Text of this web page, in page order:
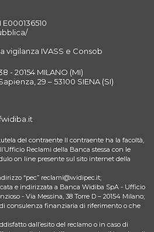
IVASS e Consob
- 20154 MILANO (MI)
29 – 53100 SIENA (SI)
del contraente Il contraente ha la facoltà,
Reclami della Banca stessa con le
on line presente sul sito internet della
“pec” reclami@widipec.it;
e indirizzata a Banca Widiba SpA - Ufficio
- Via Messina, 38 Torre D – 20154 Milano;
consulenza finanziaria di riferimento o che
dall’esito del reclamo o in caso di